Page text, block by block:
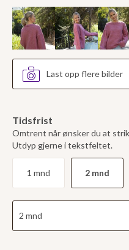
Last opp flere bilder
Tidsfrist
Omtrent når ønsker du at
Utdyp gjerne i tekstfeltet.
1 mnd 2 mnd